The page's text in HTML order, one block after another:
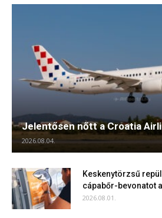
Jelentősen nőtt a Croatia
2026.08.04.
Keskenytörzsű
cápabőr-bevonatot
2026.08.01.